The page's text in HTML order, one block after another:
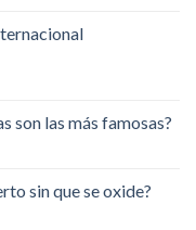
son las más famosas?
sin que se oxide?